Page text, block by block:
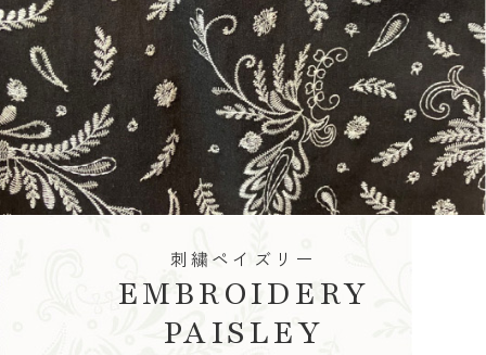
刺繍ペイズリー
EMBROIDERY
PAISLEY